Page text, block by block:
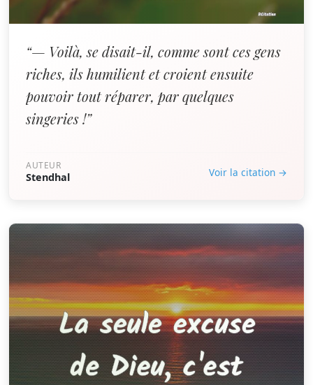
“— Voilà, se disait-il, comme sont ces gens
riches, ils humilient et croient ensuite
pouvoir tout réparer, par quelques
singeries !”
AUTEUR
Stendhal Voir la citation →